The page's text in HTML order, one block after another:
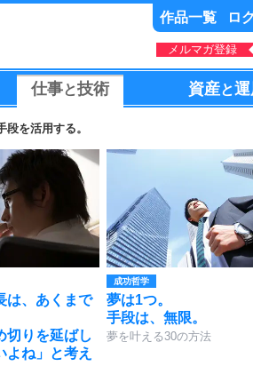
作品一覧 ロ
メルマガ登録
仕事と技術 資産と運
を活用する。
は、あくまで
切りを延ばし
よね」と考え
成功哲学
夢は1つ。
手段は、無限。
夢を叶える30の方法